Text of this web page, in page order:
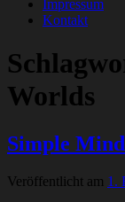
Impressum
Kontakt
Worlds
Simple
Veröffentlicht am 1.